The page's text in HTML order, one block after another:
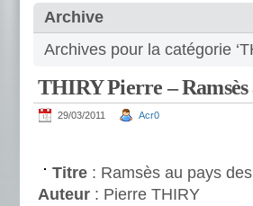
Archive
Archives pour la catégorie
THIRY Pierre – Ramsès
29/03/2011 Acr0
Titre : Ramsès au pays
Auteur : Pierre THIRY